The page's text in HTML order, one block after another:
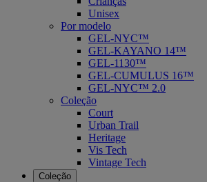
Unisex
Por modelo
GEL-NYC™
GEL-KAYANO 14™
GEL-1130™
GEL-CUMULUS 16™
GEL-NYC™ 2.0
Coleção
Court
Urban Trail
Heritage
Vis Tech
Vintage Tech
Coleção